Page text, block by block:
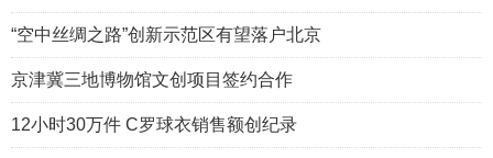
“空中丝绸之路”创新示范区有望落户北京
京津冀三地博物馆文创项目签约合作
12小时30万件 C罗球衣销售额创纪录